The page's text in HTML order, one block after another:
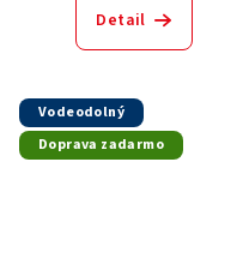
Detail
Vodeodolný
Doprava zadarmo